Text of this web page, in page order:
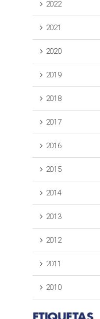
2022
2021
2020
2019
2018
2017
2016
2015
2014
2013
2012
2011
2010